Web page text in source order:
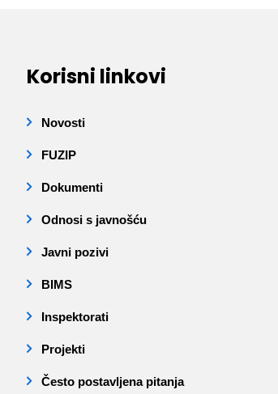
Korisni linkovi
Novosti
FUZIP
Dokumenti
Odnosi s javnošću
Javni pozivi
BIMS
Inspektorati
Projekti
Često postavljena pitanja